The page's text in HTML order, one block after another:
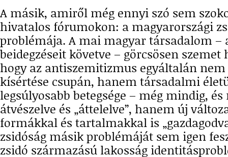
A másik, amiről még ennyi szó sem
hivatalos fórumokon: a magyarországi
problémája. A mai magyar társadalom –
beidegzéseit követve – görcsösen szemet
hogy az antiszemitizmus egyáltalán
kísértése csupán, hanem társadalmi
legsúlyosabb betegsége – még mindig,
átvészelve és „áttelelve”, hanem új
formákkal és tartalmakkal is
zsidóság másik problémáját sem igen
zsidó származású lakosság